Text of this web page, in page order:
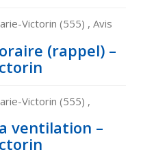
Victorin (555) , Avis
(rappel) –
Victorin (555) ,
ventilation –